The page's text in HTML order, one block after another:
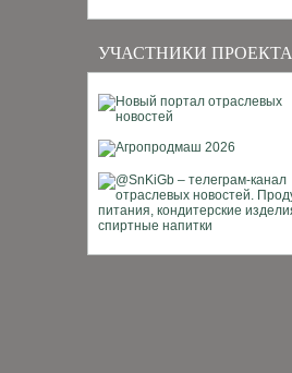
УЧАСТНИКИ ПРОЕКТА